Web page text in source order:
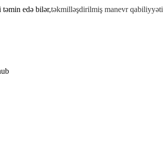
edə bilər,təkmilləşdirilmiş manevr